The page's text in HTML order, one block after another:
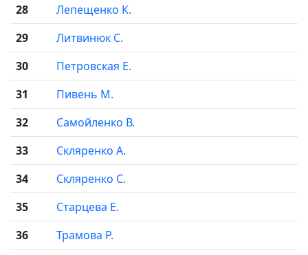
28
Лепещенко К.
29
Литвинюк С.
30
Петровская Е.
31
Пивень М.
32
Самойленко В.
33
Скляренко А.
34
Скляренко С.
35
Старцева Е.
36
Трамова Р.